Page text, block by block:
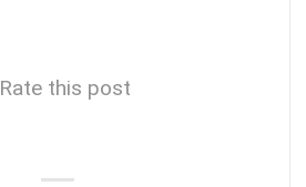
Rate this post